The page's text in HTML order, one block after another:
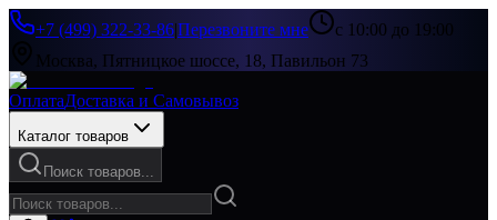
+7 (499) 322-33-86|Перезвоните мне
с 10:00 до 19:00
Москва, Пятницкое шоссе, 18, Павильон 73
ОплатаДоставка и Самовывоз
Каталог товаров
Поиск товаров...